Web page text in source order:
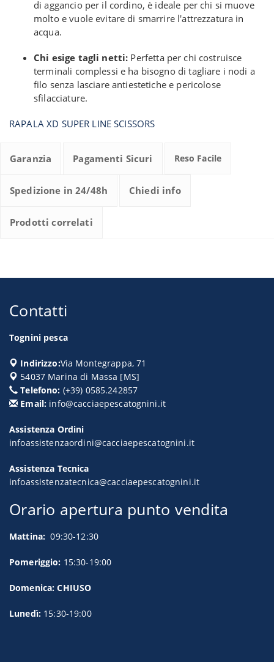
di aggancio per il cordino, è ideale per chi si muove
molto e vuole evitare di smarrire l'attrezzatura in
acqua.
Chi esige tagli netti: Perfetta per chi costruisce
terminali complessi e ha bisogno di tagliare i nodi a
filo senza lasciare antiestetiche e pericolose
sfilacciature.
RAPALA XD SUPER LINE SCISSORS
Garanzia Pagamenti Sicuri Reso Facile
Spedizione in 24/48h Chiedi info
Prodotti correlati
Contatti
Tognini pesca
Indirizzo:Via Montegrappa, 71
54037 Marina di Massa [MS]
Telefono: (+39) 0585.242857
Email: info@cacciaepescatognini.it
Assistenza Ordini
infoassistenzaordini@cacciaepescatognini.it
Assistenza Tecnica
infoassistenzatecnica@cacciaepescatognini.it
Orario apertura punto vendita
Mattina: 09:30-12:30
Pomeriggio: 15:30-19:00
Domenica: CHIUSO
Lunedì: 15:30-19:00